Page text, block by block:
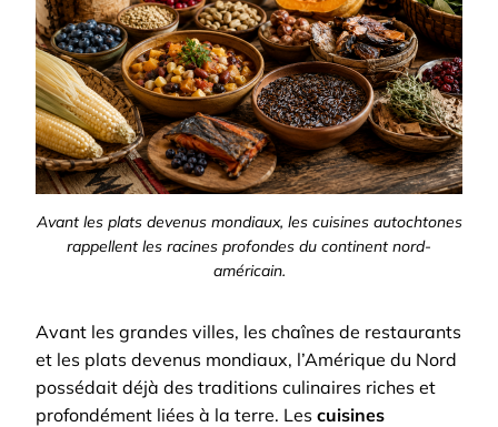
Avant les plats devenus mondiaux, les cuisines autochtones
rappellent les racines profondes du continent nord-
américain.
Avant les grandes villes, les chaînes de restaurants
et les plats devenus mondiaux, l’Amérique du Nord
possédait déjà des traditions culinaires riches et
profondément liées à la terre. Les cuisines